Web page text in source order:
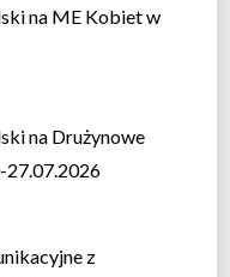
na ME Kobiet w
na Drużynowe
27.07.2026
z